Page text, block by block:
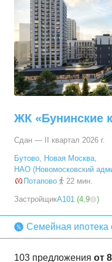
ЖК «Бунинские
Сдан — II квартал 2026 г.
Бутово, Новая Москва,
НАО (Новомосковский
Потапово
22 мин.
ЗастройщикА101 (4,9 )
Семейная ипотека
103 предложения от